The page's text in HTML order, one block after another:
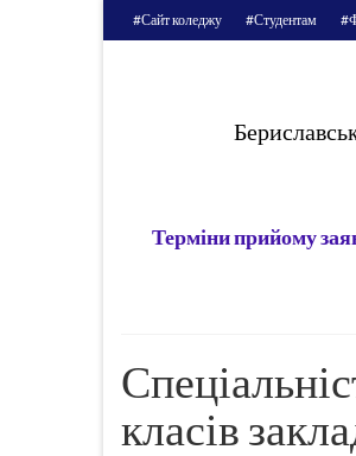
#Сайт коледжу #Студентам
Терміни прийому
класів